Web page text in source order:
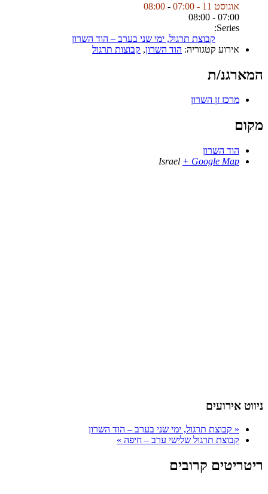
אוגוסט 11 - 07:00 -
08:00
07:00 - 08:00
Series:
קבוצת תרגול, ימי שני בערב – הוד השרון
אירוע קטגוריה: הוד השרון, קבוצות תרגול
המארגנ/ת
מרכז זן השרון
מקום
הוד השרון
Israel + Google Map
ניווט אירועים
« קבוצת תרגול, ימי שני בערב – הוד השרון
קבוצת תרגול שלישי ערב – חיפה »
ריטריטים קרובים